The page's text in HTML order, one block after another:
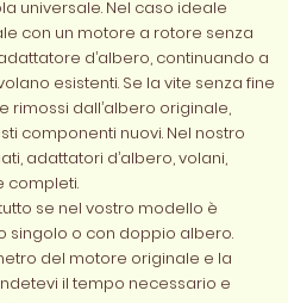
universale. Nel caso ideale
con un motore a rotore senza
d’albero, continuando a
esistenti. Se la vite senza fine
rimossi dall’albero originale,
componenti nuovi. Nel nostro
adattatori d’albero, volani,
completi.
se nel vostro modello è
singolo o con doppio albero.
del motore originale e la
il tempo necessario e